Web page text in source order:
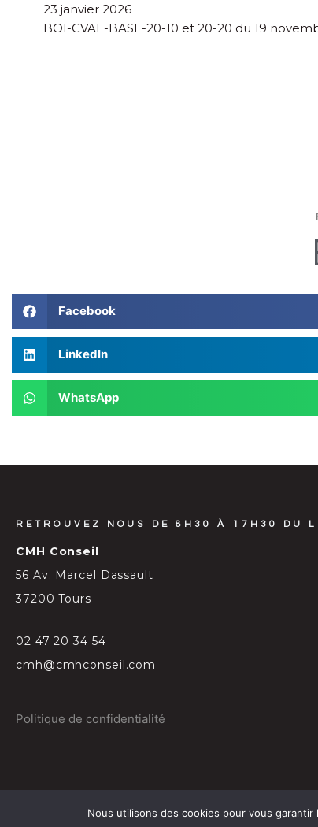
23 janvier 2026
BOI-CVAE-BASE-20-10 et 20-20 du 19
Facebook
LinkedIn
WhatsApp
RETROUVEZ NOUS DE 8H30 À 17H30 DU
CMH Conseil
56 Av. Marcel Dassault
37200 Tours
02 47 20 34 54
cmh@cmhconseil.com
Politique de confidentialité
Nous utilisons des cookies pour vous